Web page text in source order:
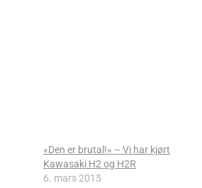
«Den er brutal!» – Vi har kjørt
Kawasaki H2 og H2R
6. mars 2015